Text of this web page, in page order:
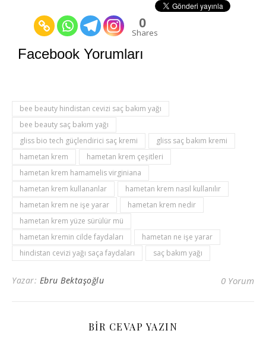
0
Shares
Facebook Yorumları
bee beauty hindistan cevizi saç bakım yağı
bee beauty saç bakım yağı
gliss bio tech güçlendirici saç kremi
gliss saç bakım kremi
hametan krem
hametan krem çeşitleri
hametan krem hamamelis virginiana
hametan krem kullananlar
hametan krem nasıl kullanılır
hametan krem ne işe yarar
hametan krem nedir
hametan krem yüze sürülür mü
hametan kremin cilde faydaları
hametan ne işe yarar
hindistan cevizi yağı saça faydaları
saç bakım yağı
Yazar: Ebru Bektaşoğlu 0 Yorum
BIR CEVAP YAZIN